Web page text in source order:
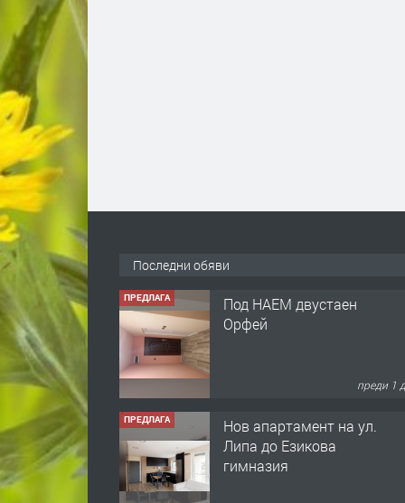
Последни обяви
ПРЕДЛАГА
Нов апартамент на ул.
Липа до Езикова
преди 1
ПРЕДЛАГА
🔑 ОБЗАВЕДЕНА
ГАРСОНИЕРА ПОД
НАЕМ В КВ. „ОРФЕЙ“ –